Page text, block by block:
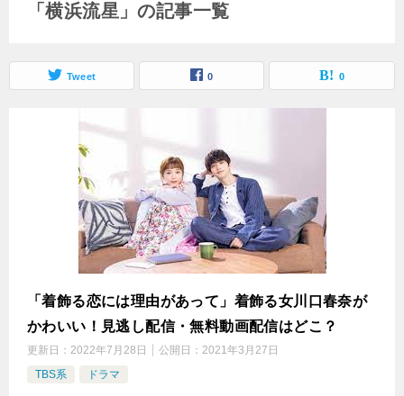
「横浜流星」の記事一覧
Tweet 0 0
「着飾る恋には理由があって」着飾る女川口春奈が
かわいい！見逃し配信・無料動画配信はどこ？
更新日： 2022年7月28日 公開日： 2021年3月27日
TBS系
ドラマ